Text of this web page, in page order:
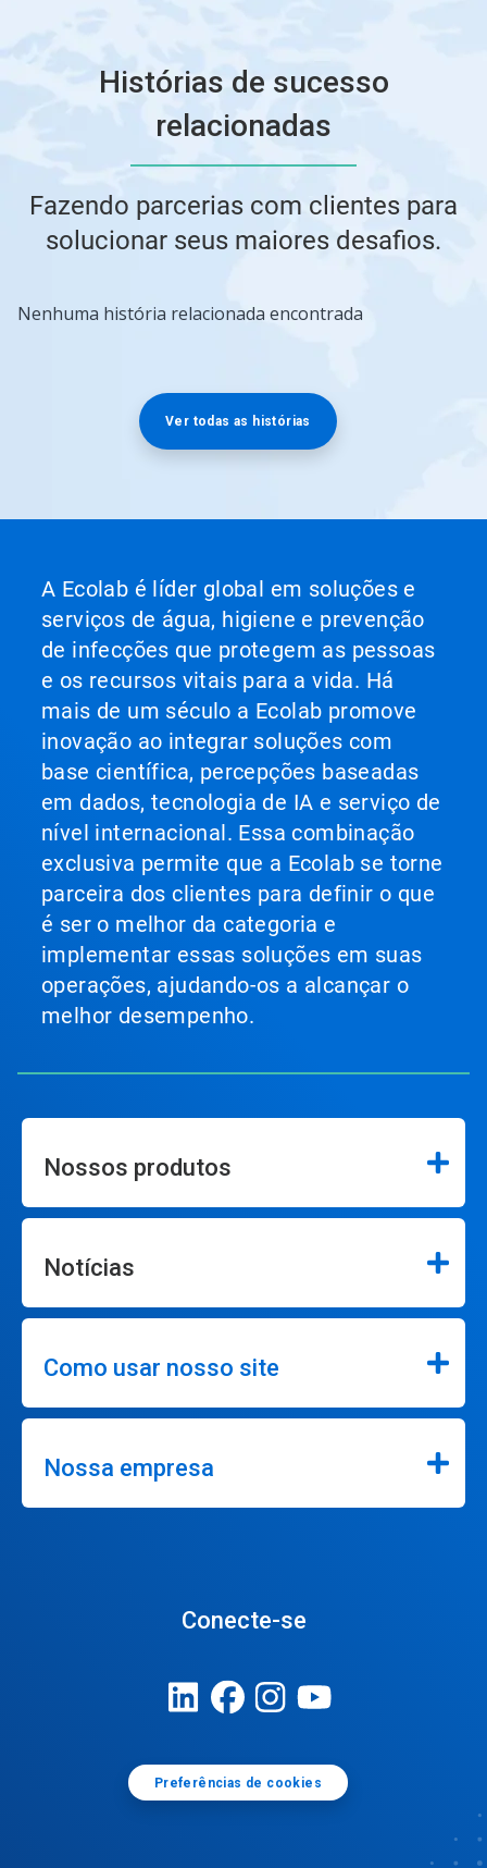
Histórias de sucesso
relacionadas
Fazendo parcerias com clientes para
solucionar seus maiores desafios.
Nenhuma história relacionada encontrada
Ver todas as histórias
A Ecolab é líder global em soluções e
serviços de água, higiene e prevenção
de infecções que protegem as pessoas
e os recursos vitais para a vida. Há
mais de um século a Ecolab promove
inovação ao integrar soluções com
base científica, percepções baseadas
em dados, tecnologia de IA e serviço de
nível internacional. Essa combinação
exclusiva permite que a Ecolab se torne
parceira dos clientes para definir o que
é ser o melhor da categoria e
implementar essas soluções em suas
operações, ajudando-os a alcançar o
melhor desempenho.
Nossos produtos
Notícias
Como usar nosso site
Nossa empresa
Conecte-se
Preferências de cookies